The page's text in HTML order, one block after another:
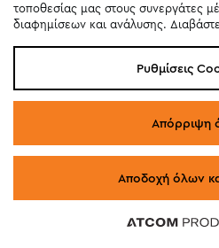
τοποθεσίας μας στους συνεργάτες
διαφημίσεων και ανάλυσης.
Ρυθμίσεις
Απόρριψη
Αποδοχή όλων